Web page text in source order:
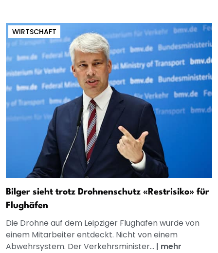
WIRTSCHAFT
Bilger sieht trotz Drohnenschutz «Restrisiko» für
Flughäfen
Die Drohne auf dem Leipziger Flughafen wurde von
einem Mitarbeiter entdeckt. Nicht von einem
Abwehrsystem. Der Verkehrsminister... | mehr